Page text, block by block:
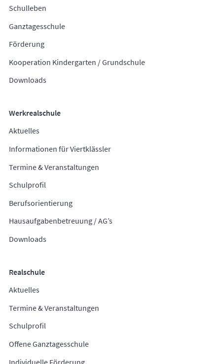
Schulleben
Ganztagesschule
Förderung
Kooperation Kindergarten / Grundschule
Downloads
Werkrealschule
Aktuelles
Informationen für Viertklässler
Termine & Veranstaltungen
Schulprofil
Berufsorientierung
Hausaufgabenbetreuung / AG’s
Downloads
Realschule
Aktuelles
Termine & Veranstaltungen
Schulprofil
Offene Ganztagesschule
Individuelle Förderung